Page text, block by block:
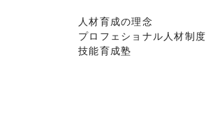
人材育成の理念
プロフェショナル人材制度
技能育成塾